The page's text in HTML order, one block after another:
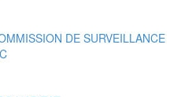
DE SURVEILLANCE